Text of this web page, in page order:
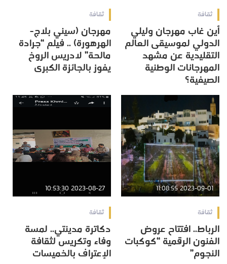
ثقافة
أين غاب مهرجان وليلي
الدولي لموسيقى العالم
التقليدية عن مشهد
المهرجانات الوطنية
الصيفية؟
ثقافة
مهرجان (سيني بلاج-
الهرهورة) .. فيلم “جرادة
مالحة” لادريس الروخ
يفوز بالجائزة الكبرى
2023-09-01 11:08:55
ثقافة
الرباط.. افتتاح عروض
الفنون الرقمية “كوكبات
النجوم”
2023-08-27 10:53:30
ثقافة
دكاترة مدينتي.. لمسة
وفاء وتكريس لثقافة
الإعتراف بالخميسات